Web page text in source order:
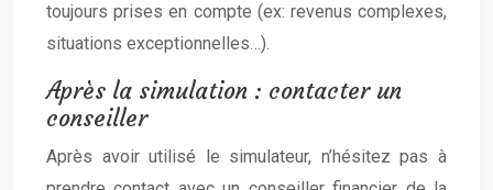
toujours prises en compte (ex: revenus complexes,
situations exceptionnelles…).
Après la simulation : contacter un
conseiller
Après avoir utilisé le simulateur, n’hésitez pas à